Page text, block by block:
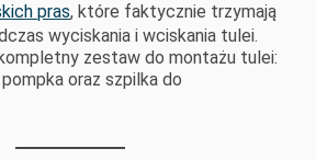
pras, które faktycznie trzymają
wyciskania i wciskania tulei.
zestaw do montażu tulei:
oraz szpilka do